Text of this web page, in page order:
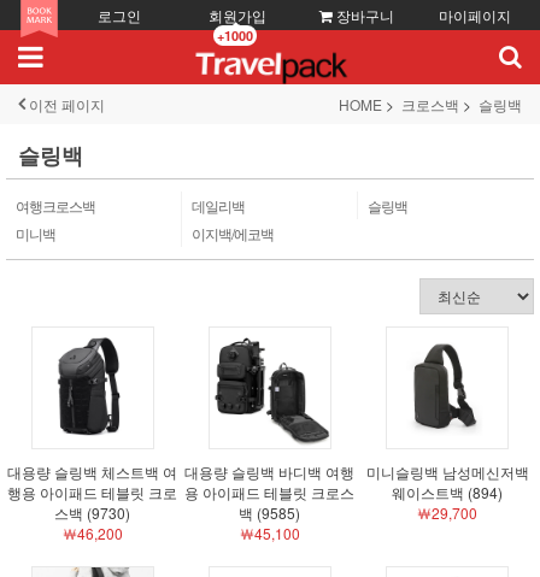
로그인 회원가입
+1000
장바구니 마이페이지
이전 페이지 HOME 크로스백 슬링백
슬링백
여행크로스백 데일리백
슬링백
미니백
이지백/에코백
대용량 슬링백 체스트백 여
행용 아이패드 테블릿 크로
스백 (9730)
￦46,200
대용량 슬링백 바디백 여행
용 아이패드 테블릿 크로스
백 (9585)
￦45,100
미니슬링백 남성메신저백
웨이스트백 (894)
￦29,700